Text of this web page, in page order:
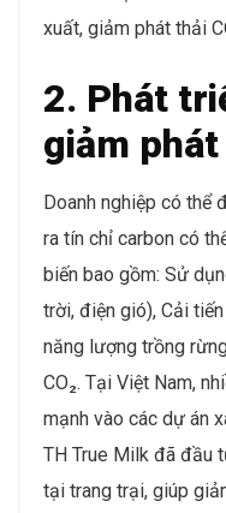
xuất, giảm phát thải
2. Phát
giảm
Doanh nghiệp có thể
ra tín chỉ carbon có
biến bao gồm: Sử
trời, điện gió), Cải
năng lượng trồng
CO₂. Tại Việt Nam,
mạnh vào các dự án
TH True Milk đã đầu
tại trang trại, giúp